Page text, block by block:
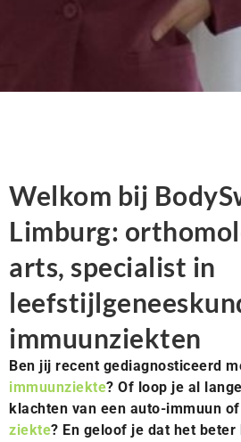
Welkom bij
Limburg:
arts, specialist in
immuunziekten
Ben jij recent gediagnosticeerd
immuunziekte? Of loop je al
klachten van een auto-immuun
ziekte? En geloof je dat het